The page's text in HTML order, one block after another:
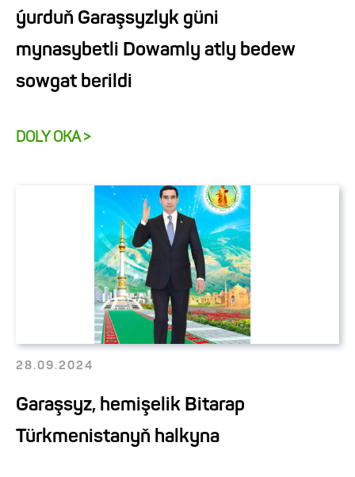
ýurduň Garaşsyzlyk güni
mynasybetli Dowamly atly bedew
sowgat berildi
DOLY OKA >
28.09.2024
Garaşsyz, hemişelik Bitarap
Türkmenistanyň halkyna